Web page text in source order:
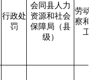
行政处
罚
会同县人力
资源和社会
保障局（县
级）
劳动
察和
工